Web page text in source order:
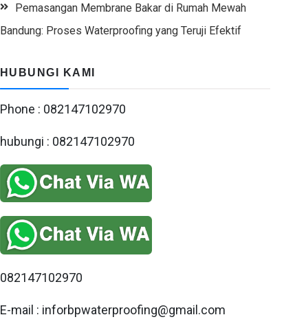
Pemasangan Membrane Bakar di Rumah Mewah
Bandung: Proses Waterproofing yang Teruji Efektif
HUBUNGI KAMI
Phone : 082147102970
hubungi : 082147102970
082147102970
E-mail : inforbpwaterproofing@gmail.com